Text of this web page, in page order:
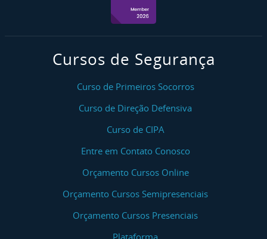
Cursos de Segurança
Curso de Primeiros Socorros
Curso de Direção Defensiva
Curso de CIPA
Entre em Contato Conosco
Orçamento Cursos Online
Orçamento Cursos Semipresenciais
Orçamento Cursos Presenciais
Plataforma